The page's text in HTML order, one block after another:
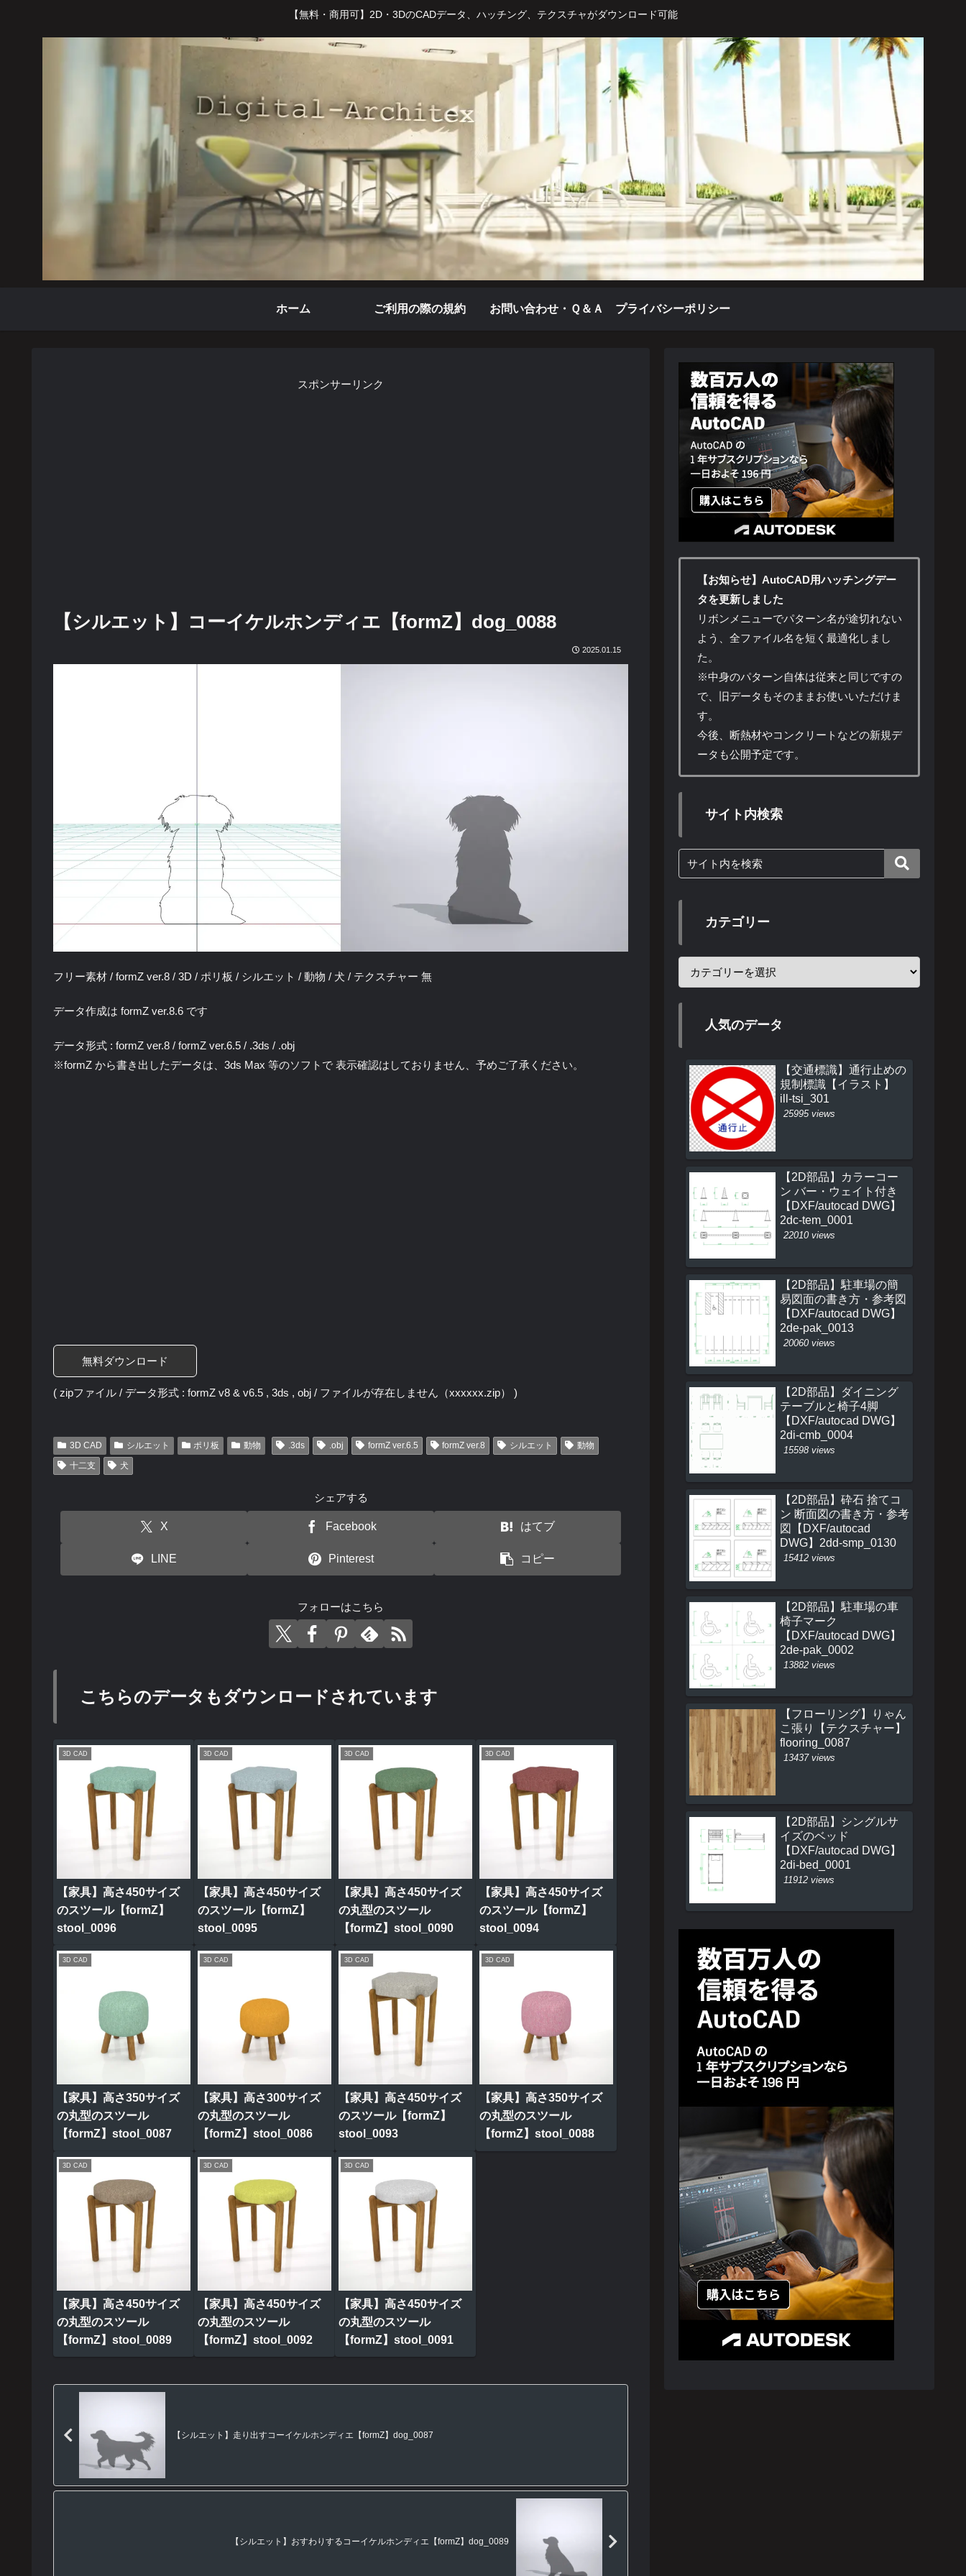
【無料・商用可】2D・3DのCADデータ、ハッチング、テクスチャがダウンロード可能
ホーム ご利用の際の規約 お問い合わせ・Ｑ＆Ａ プライバシーポリシー
スポンサーリンク
【シルエット】コーイケルホンディエ【formZ】dog_0088
2025.01.15
フリー素材 / formZ ver.8 / 3D / ポリ板 / シルエット / 動物 / 犬 / テクスチャー 無
データ作成は formZ ver.8.6 です
データ形式 : formZ ver.8 / formZ ver.6.5 / .3ds / .obj
※formZ から書き出したデータは、3ds Max 等のソフトで 表示確認はしておりません、予めご了承ください。
無料ダウンロード
( zipファイル / データ形式 : formZ v8 & v6.5 , 3ds , obj / ファイルが存在しません（xxxxxx.zip） )
3D CAD シルエット ポリ板 動物 .3ds .obj formZ ver.6.5 formZ ver.8 シルエット
動物
十二支
犬
シェアする
X Facebook はてブ
LINE Pinterest コピー
フォローはこちら
こちらのデータもダウンロードされています
3D CAD
【家具】高さ450サイズ
のスツール【formZ】
stool_0096
3D CAD
【家具】高さ450サイズ
のスツール【formZ】
stool_0095
3D CAD
【家具】高さ450サイズ
の丸型のスツール
【formZ】stool_0090
3D CAD
【家具】高さ450サイズ
のスツール【formZ】
stool_0094
3D CAD
【家具】高さ350サイズ
の丸型のスツール
【formZ】stool_0087
3D CAD
【家具】高さ300サイズ
の丸型のスツール
【formZ】stool_0086
3D CAD
【家具】高さ450サイズ
のスツール【formZ】
stool_0093
3D CAD
【家具】高さ350サイズ
の丸型のスツール
【formZ】stool_0088
3D CAD
【家具】高さ450サイズ
の丸型のスツール
【formZ】stool_0089
3D CAD
【家具】高さ450サイズ
の丸型のスツール
【formZ】stool_0092
3D CAD
【家具】高さ450サイズ
の丸型のスツール
【formZ】stool_0091
【シルエット】走り出すコーイケルホンディエ【formZ】dog_0087
【シルエット】おすわりするコーイケルホンディエ【formZ】dog_0089
【お知らせ】AutoCAD用ハッチングデー
タを更新しました
リボンメニューでパターン名が途切れない
よう、全ファイル名を短く最適化しまし
た。
※中身のパターン自体は従来と同じですの
で、旧データもそのままお使いいただけま
す。
今後、断熱材やコンクリートなどの新規デ
ータも公開予定です。
サイト内検索
カテゴリー
人気のデータ
【交通標識】通行止めの
規制標識【イラスト】
ill-tsi_301
25995 views
【2D部品】カラーコー
ン バー・ウェイト付き
【DXF/autocad DWG】
2dc-tem_0001
22010 views
【2D部品】駐車場の簡
易図面の書き方・参考図
【DXF/autocad DWG】
2de-pak_0013
20060 views
【2D部品】ダイニング
テーブルと椅子4脚
【DXF/autocad DWG】
2di-cmb_0004
15598 views
【2D部品】砕石 捨てコ
ン 断面図の書き方・参考
図【DXF/autocad
DWG】2dd-smp_0130
15412 views
【2D部品】駐車場の車
椅子マーク
【DXF/autocad DWG】
2de-pak_0002
13882 views
【フローリング】りゃん
こ張り【テクスチャー】
flooring_0087
13437 views
【2D部品】シングルサ
イズのベッド
【DXF/autocad DWG】
2di-bed_0001
11912 views